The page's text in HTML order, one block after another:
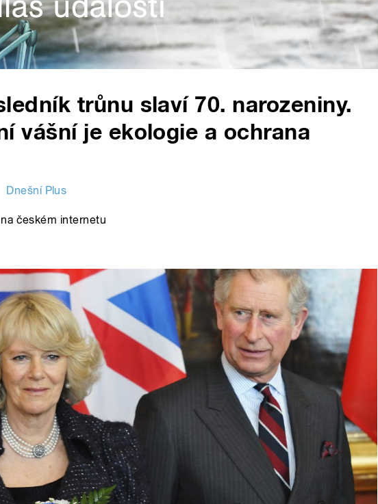
trůnu slaví 70. narozeniny.
vášní je ekologie a ochrana
Dnešní Plus
českém internetu